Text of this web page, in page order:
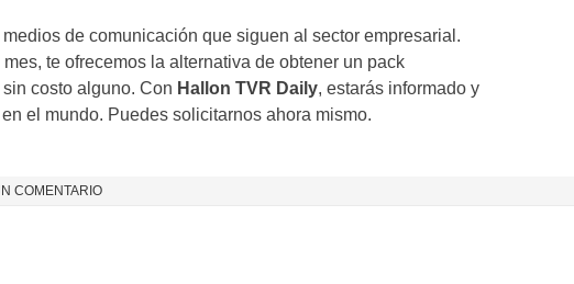
de comunicación que siguen al sector empresarial.
te ofrecemos la alternativa de obtener un pack
sin costo alguno. Con Hallon TVR Daily, estarás informado y
el mundo. Puedes solicitarnos ahora mismo.
COMENTARIO